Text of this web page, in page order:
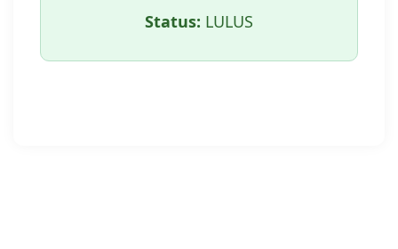
Status: LULUS